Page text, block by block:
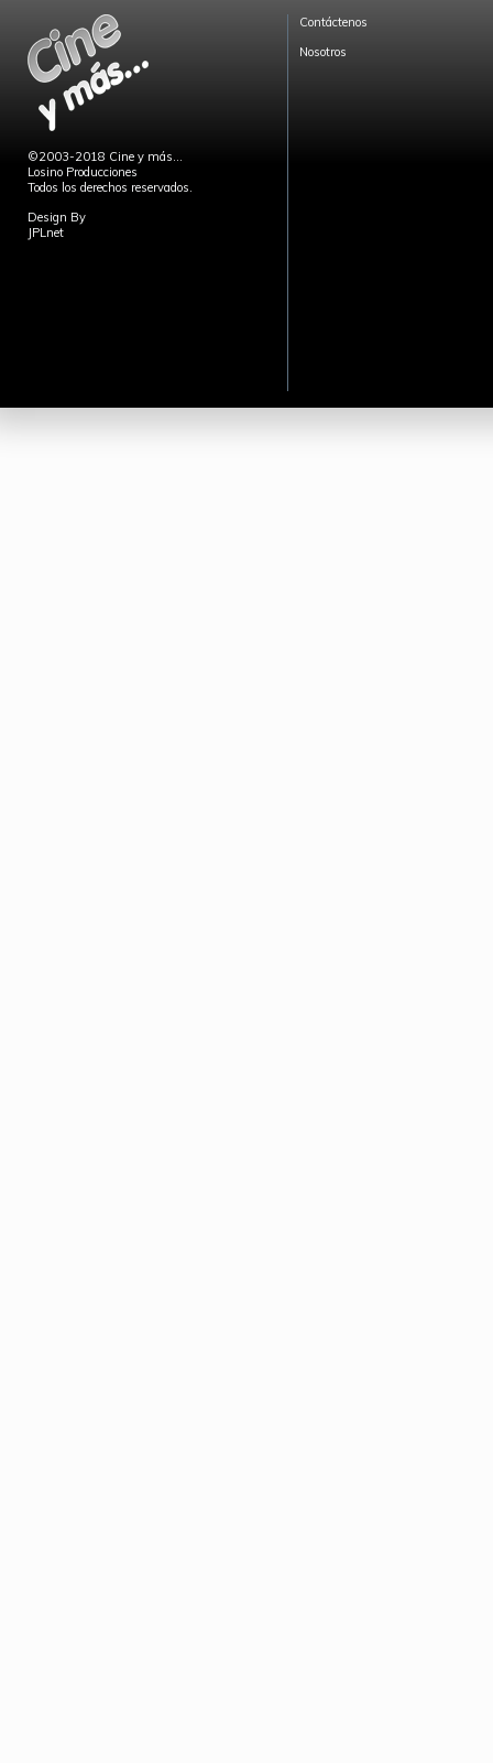
©2003-2018 Cine y más...
Losino Producciones
Todos los derechos reservados.
Design By
JPLnet
Contáctenos
Nosotros